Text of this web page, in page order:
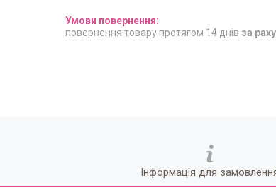
повернення товару протягом 14 днів за
Інформація для